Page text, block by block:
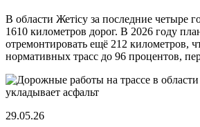
В области Жетісу за последние четыре
1610 километров дорог. В 2026 году
отремонтировать ещё 212 километров,
нормативных трасс до 96 процентов,
29.05.26